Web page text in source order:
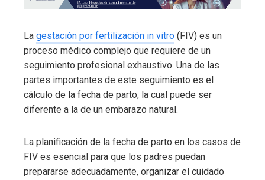
La gestación por fertilización in vitro (FIV) es un
proceso médico complejo que requiere de un
seguimiento profesional exhaustivo. Una de las
partes importantes de este seguimiento es el
cálculo de la fecha de parto, la cual puede ser
diferente a la de un embarazo natural.
La planificación de la fecha de parto en los casos de
FIV es esencial para que los padres puedan
prepararse adecuadamente, organizar el cuidado